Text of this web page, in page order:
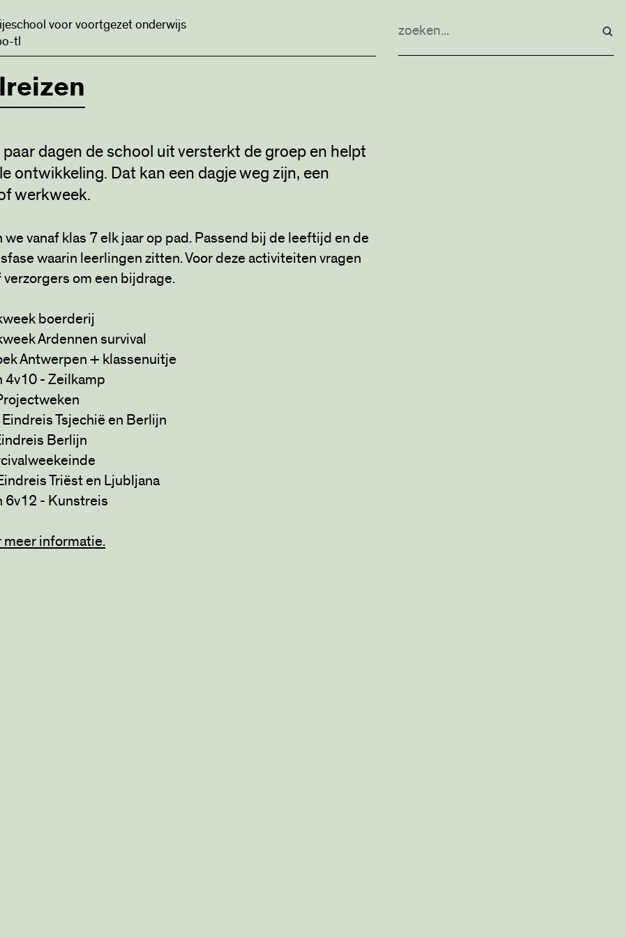
voor voortgezet onderwijs
tl
paar dagen de school uit versterkt de groep en helpt
ontwikkeling. Dat kan een dagje weg zijn, een
werkweek.
we vanaf klas 7 elk jaar op pad. Passend bij de leeftijd en de
waarin leerlingen zitten. Voor deze activiteiten vragen
om een bijdrage.
boerderij
Ardennen survival
Antwerpen + klassenuitje
4v10 - Zeilkamp
Tsjechië en Berlijn
Berlijn
Triëst en Ljubljana
6v12 - Kunstreis
meer informatie.